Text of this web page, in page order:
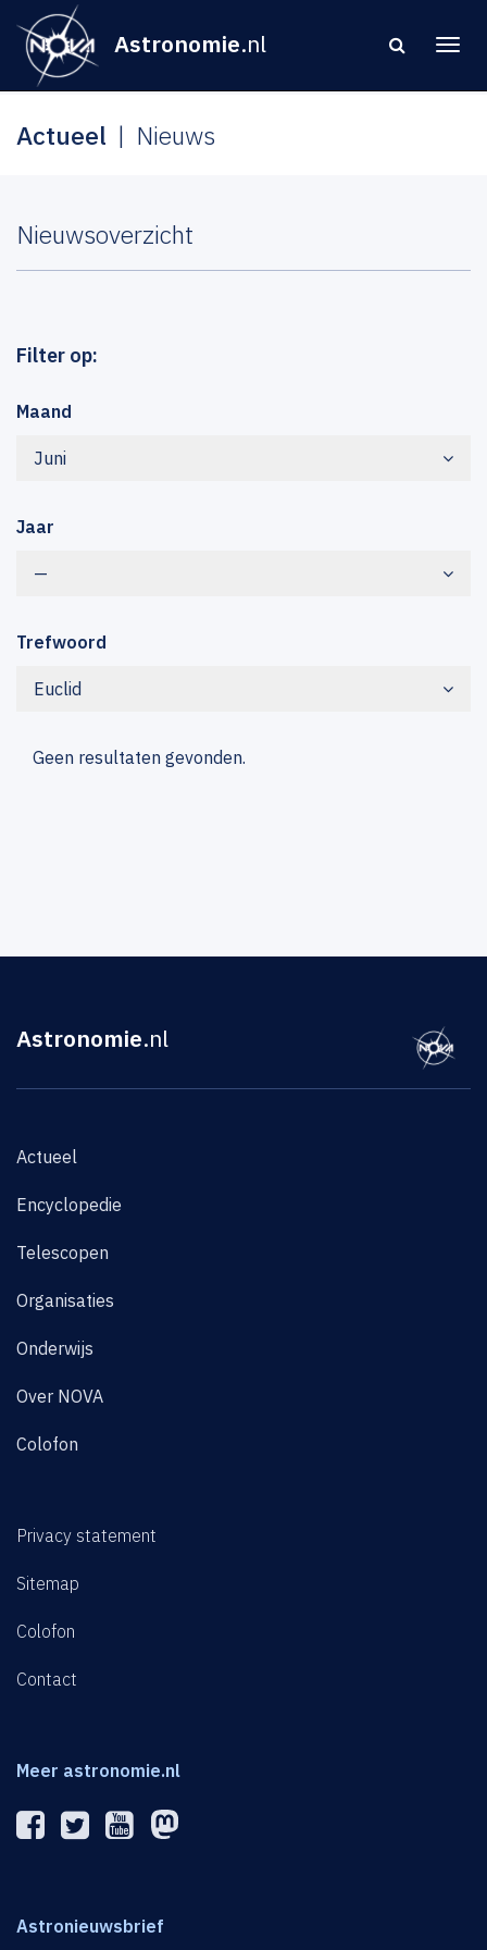
Astronomie.nl
Actueel Nieuws
Nieuwsoverzicht
Filter op:
Maand
Juni
Jaar
—
Trefwoord
Euclid
Geen resultaten gevonden.
Astronomie.nl
Actueel
Encyclopedie
Telescopen
Organisaties
Onderwijs
Over NOVA
Colofon
Privacy statement
Sitemap
Colofon
Contact
Meer astronomie.nl
Astronieuwsbrief